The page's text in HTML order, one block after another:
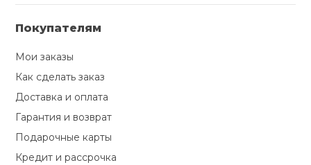
Покупателям
Мои заказы
Как сделать заказ
Доставка и оплата
Гарантия и возврат
Подарочные карты
Кредит и рассрочка